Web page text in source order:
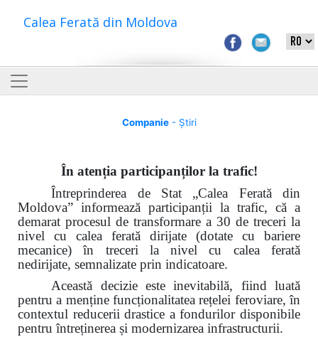
Calea Ferată din Moldova
Companie- Știri
În atenția participanților la trafic!
Întreprinderea de Stat „Calea Ferată din
Moldova” informează participanții la trafic, că a
demarat procesul de transformare a 30 de treceri la
nivel cu calea ferată dirijate (dotate cu bariere
mecanice) în treceri la nivel cu calea ferată
nedirijate, semnalizate prin indicatoare.
Această decizie este inevitabilă, fiind luată
pentru a menține funcționalitatea rețelei feroviare, în
contextul reducerii drastice a fondurilor disponibile
pentru întreținerea și modernizarea infrastructurii.